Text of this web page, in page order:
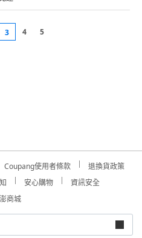
3 4 5
Coupang使用者條款
退換貨政策
安心購物
資訊安全
商城